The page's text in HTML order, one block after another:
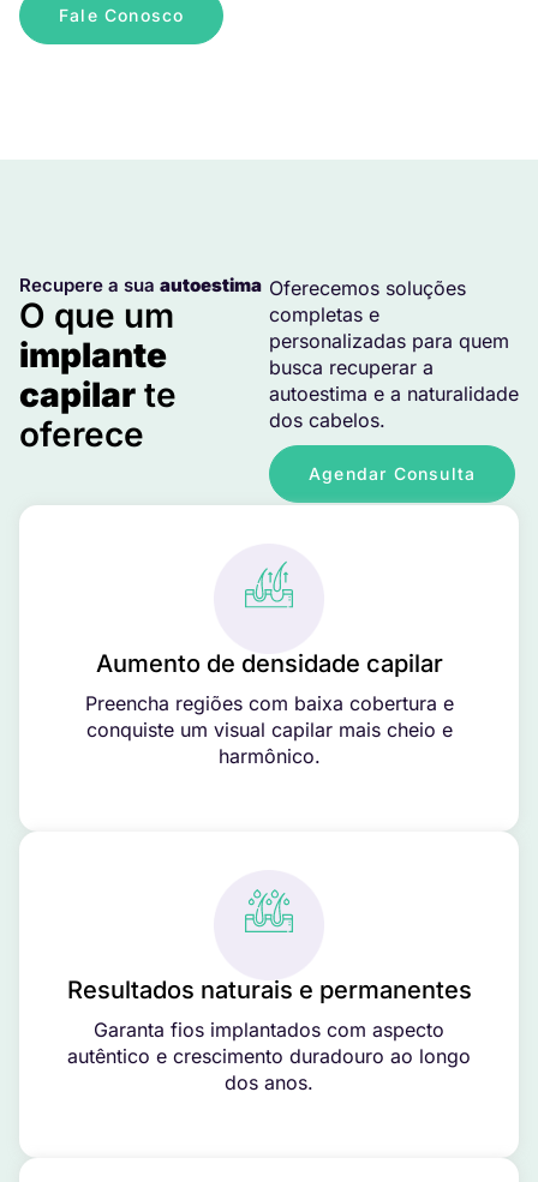
Fale Conosco
Recupere a sua autoestima
O que um
implante
capilar te
oferece
Oferecemos soluções
completas e
personalizadas para quem
busca recuperar a
autoestima e a naturalidade
dos cabelos.
Agendar Consulta
Aumento de densidade capilar
Preencha regiões com baixa cobertura e
conquiste um visual capilar mais cheio e
harmônico.
Resultados naturais e permanentes
Garanta fios implantados com aspecto
autêntico e crescimento duradouro ao longo
dos anos.